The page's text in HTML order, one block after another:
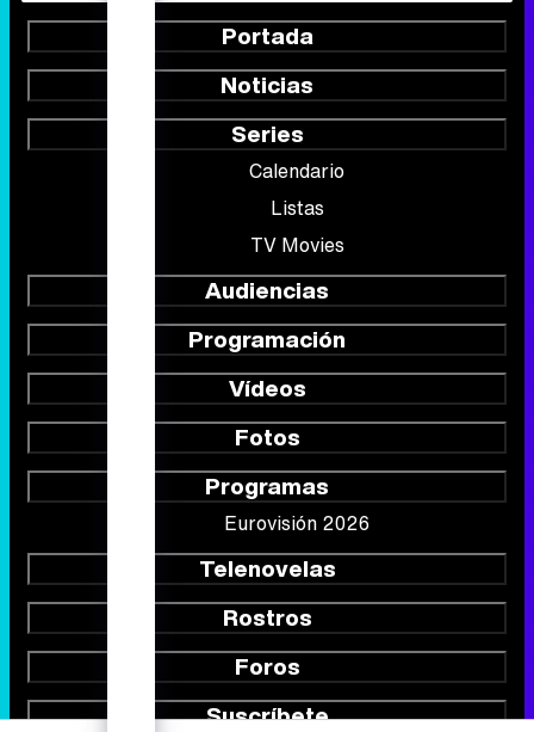
Portada
Noticias
Series
Calendario
Listas
TV Movies
Audiencias
Programación
Vídeos
Fotos
Programas
Eurovisión 2026
Telenovelas
Rostros
Foros
Suscríbete